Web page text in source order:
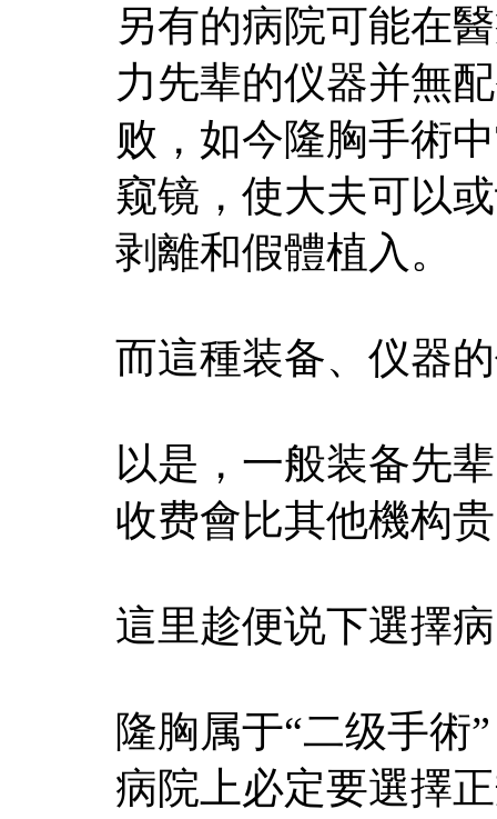
另有的病院可能在
力先辈的仪器并無
败，如今隆胸手術
窥镜，使大夫可以
剥離和假體植入。
而這種装备、仪器
以是，一般装备先
收费會比其他機构
這里趁便说下選擇
隆胸属于“二级手術
病院上必定要選擇